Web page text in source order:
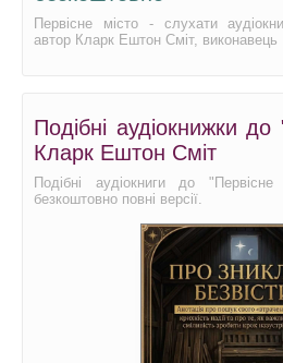
Первісне місто - слухати
автор Кларк Ештон Сміт, виконавець
Подібні аудіокнижки до
Кларк Ештон Сміт
Подібні аудіокниги до
безкоштовно повні версії.